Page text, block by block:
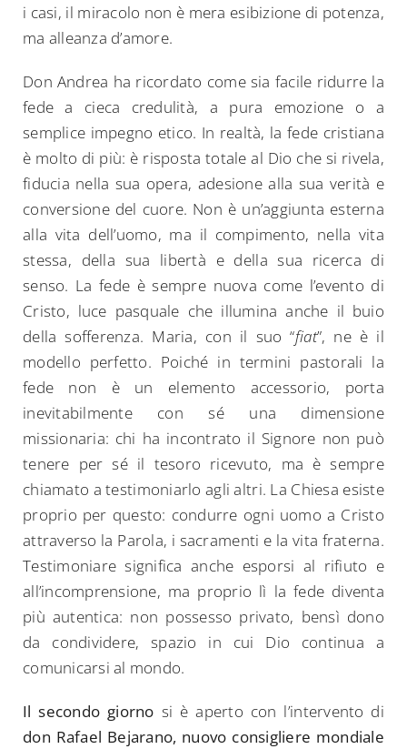
i casi, il miracolo non è mera esibizione di potenza,
ma alleanza d’amore.
Don Andrea ha ricordato come sia facile ridurre la
fede a cieca credulità, a pura emozione o a
semplice impegno etico. In realtà, la fede cristiana
è molto di più: è risposta totale al Dio che si rivela,
fiducia nella sua opera, adesione alla sua verità e
conversione del cuore. Non è un’aggiunta esterna
alla vita dell’uomo, ma il compimento, nella vita
stessa, della sua libertà e della sua ricerca di
senso. La fede è sempre nuova come l’evento di
Cristo, luce pasquale che illumina anche il buio
della sofferenza. Maria, con il suo “fiat”, ne è il
modello perfetto. Poiché in termini pastorali la
fede non è un elemento accessorio, porta
inevitabilmente con sé una dimensione
missionaria: chi ha incontrato il Signore non può
tenere per sé il tesoro ricevuto, ma è sempre
chiamato a testimoniarlo agli altri. La Chiesa esiste
proprio per questo: condurre ogni uomo a Cristo
attraverso la Parola, i sacramenti e la vita fraterna.
Testimoniare significa anche esporsi al rifiuto e
all’incomprensione, ma proprio lì la fede diventa
più autentica: non possesso privato, bensì dono
da condividere, spazio in cui Dio continua a
comunicarsi al mondo.
Il secondo giorno si è aperto con l’intervento di
don Rafael Bejarano, nuovo consigliere mondiale